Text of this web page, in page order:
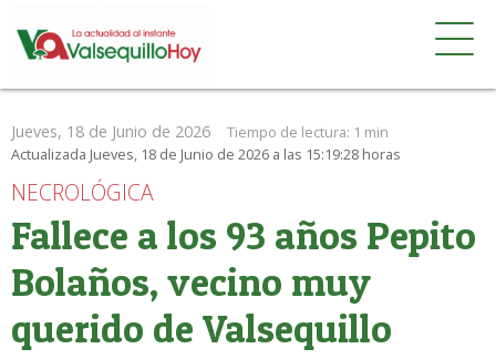
Jueves, 18 de Junio de 2026 Tiempo de lectura: 1 min
Actualizada Jueves, 18 de Junio de 2026 a las 15:19:28 horas
NECROLÓGICA
Fallece a los 93 años Pepito
Bolaños, vecino muy
querido de Valsequillo